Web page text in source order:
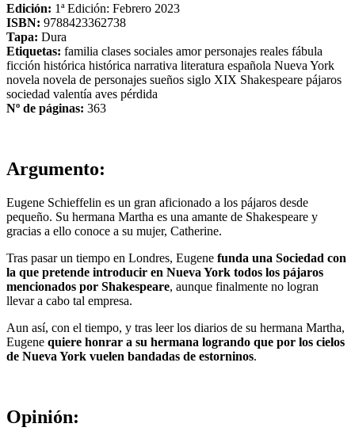
Edición: 1ª Edición: Febrero 2023
ISBN: 9788423362738
Tapa: Dura
Etiquetas: familia clases sociales amorpersonajes reales fábula
ficción histórica histórica narrativa literatura española Nueva York
novela novela de personajes sueños siglo XIX Shakespeare pájaros
sociedad valentía aves pérdida
Nº de páginas: 363
Argumento:
Eugene Schieffelin es un gran aficionado a los pájaros desde
pequeño. Su hermana Martha es una amante de Shakespeare y
gracias a ello conoce a su mujer, Catherine.
Tras pasar un tiempo en Londres, Eugene funda una Sociedad con
la que pretende introducir en Nueva York todos los pájaros
mencionados por Shakespeare, aunque finalmente no logran
llevar a cabo tal empresa.
Aun así, con el tiempo, y tras leer los diarios de su hermana Martha,
Eugene quiere honrar a su hermana logrando que por los cielos
de Nueva York vuelen bandadas de estorninos.
Opinión: